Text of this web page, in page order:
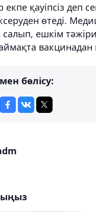
екпе қауіпсіз деп
өтеді.
салып, ешкім
вакцинадан
бөлісу: